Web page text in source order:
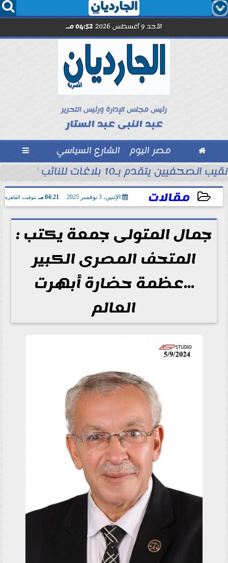
  
الأحد 9 أغسطس 2026 04:52 مـ
رئيس مجلس الإدارة ورئيس التحرير
عبد النبى عبد الستار
 مصر اليوم الشارع السياسي 
مع الصحفيين حاملى كارنيه النقابة
نقيب الصحفيين يتقدم بـ10 بلاغات للنائب العام ضد مؤسسات وهمية تنتحل صفة...
مقالات الإثنين، 3 نوفمبر 2025 04:21 مـ بتوقيت القاهرة
2025-11-03 16:21:19
جمال المتولى جمعة يكتب :
المتحف المصرى الكبير
...عظمة حضارة أبهرت
العالم